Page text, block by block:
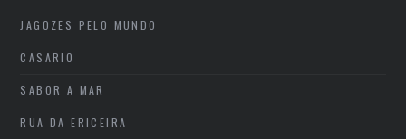
JAGOZES PELO MUNDO
CASARIO
SABOR A MAR
RUA DA ERICEIRA